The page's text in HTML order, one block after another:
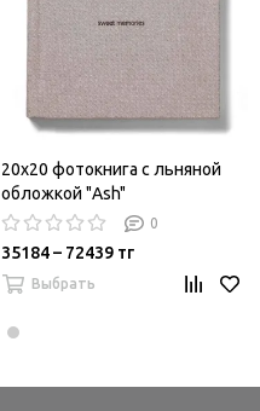
20x20 фотокнига с льняной
обложкой "Ash"
0
35184 – 72439 тг
Выбрать